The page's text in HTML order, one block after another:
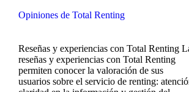
Opiniones de Total Renting
Reseñas y experiencias con Total Renting
reseñas y experiencias con Total Renting
permiten conocer la valoración de sus
usuarios sobre el servicio de renting: